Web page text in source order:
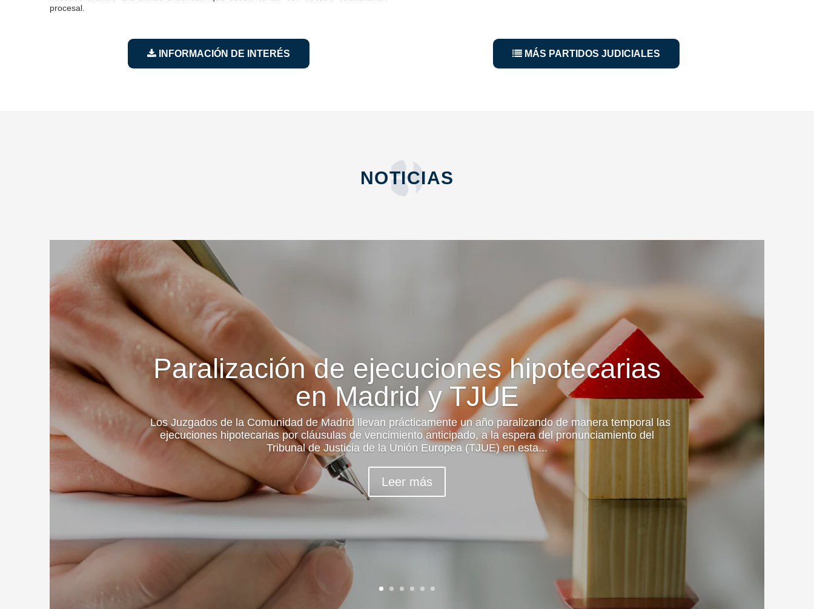
procesal.
INFORMACIÓN DE INTERÉS MÁS PARTIDOS JUDICIALES
NOTICIAS
Paralización de ejecuciones hipotecarias
en Madrid y TJUE
Los Juzgados de la Comunidad de Madrid llevan prácticamente un año paralizando de manera temporal las
ejecuciones hipotecarias por cláusulas de vencimiento anticipado, a la espera del pronunciamiento del
Tribunal de Justicia de la Unión Europea (TJUE) en esta...
Leer más